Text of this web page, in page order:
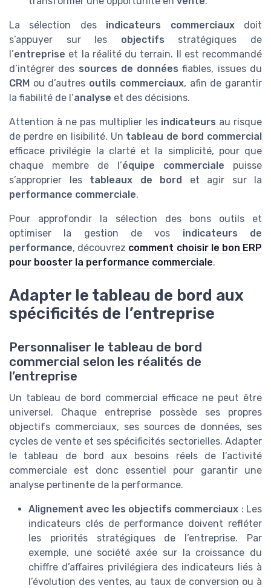
La sélection des indicateurs commerciauxdoit
s’appuyer sur les objectifs stratégiques de
l’entreprise et la réalité du terrain. Il est recommandé
d’intégrer des sources de données fiables, issues du
CRM ou d’autres outils commerciaux, afin de garantir
la fiabilité de l’analyse et des décisions.
Attention à ne pas multiplier les indicateurs au risque
de perdre en lisibilité. Un tableau de bord commercial
efficace privilégie la clarté et la simplicité, pour que
chaque membre de l’équipe commerciale puisse
s’approprier les tableaux de bord
et agir sur la
performance commerciale.
Pour approfondir la sélection des bons outils et
optimiser la gestion de vos indicateurs de
performance, découvrez comment choisir le bon ERP
pour booster la performance commerciale.
Adapter le tableau de bord aux
spécificités de l’entreprise
Personnaliser le tableau de bord
commercial selon les réalités de
l’entreprise
Un tableau de bord commercial efficace ne peut être
universel. Chaque entreprise possède ses propres
objectifs commerciaux, ses sources de données, ses
cycles de vente et ses spécificités sectorielles. Adapter
le tableau de bord aux besoins réels de l’activité
commerciale est donc essentiel pour garantir une
analyse pertinente de la performance.
Alignement avec les objectifs commerciaux : Les
indicateurs clés de performance doivent refléter
les priorités stratégiques de l’entreprise. Par
exemple, une société axée sur la croissance du
chiffre d’affaires privilégiera des indicateurs liés à
l’évolution des ventes, au taux de conversion ou à